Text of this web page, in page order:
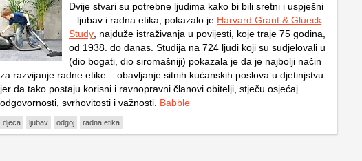
Dvije stvari su potrebne ljudima kako bi bili sretni i uspješni
– ljubav i radna etika, pokazalo je Harvard Grant & Glueck
Study , najduže istraživanja u povijesti, koje traje 75 godina,
od 1938. do danas. Studija na 724 ljudi koji su sudjelovali u
(dio bogati, dio siromašniji) pokazala je da je najbolji način
za razvijanje radne etike – obavljanje sitnih kućanskih poslova u djetinjstvu
jer da tako postaju korisni i ravnopravni članovi obitelji, stječu osjećaj
odgovornosti, svrhovitosti i važnosti. Babble
djeca ljubav odgoj radna etika